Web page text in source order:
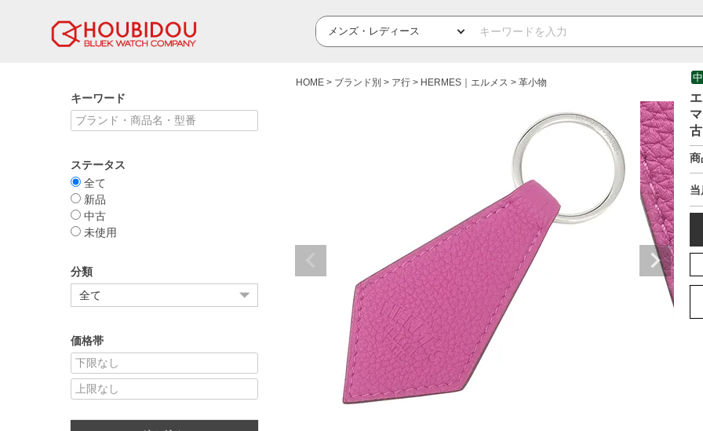
キーワード
ステータス
全て
新品
中古
未使用
分類
価格帯
HOME ブランド別 ア行 HERMES｜エルメス 革小物
商